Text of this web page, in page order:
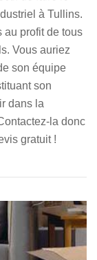
à Tullins.
au profit de tous
Vous auriez
son équipe
son
dans la
la donc
gratuit !